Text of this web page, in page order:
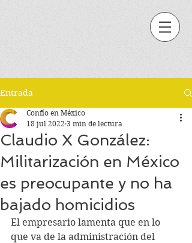
Entrada
Claudio X González:
Militarización en México
es preocupante y no ha
bajado homicidios
Confío en México
18 jul 2022 3 min de lectura
El empresario lamenta que en lo
que va de la administración del